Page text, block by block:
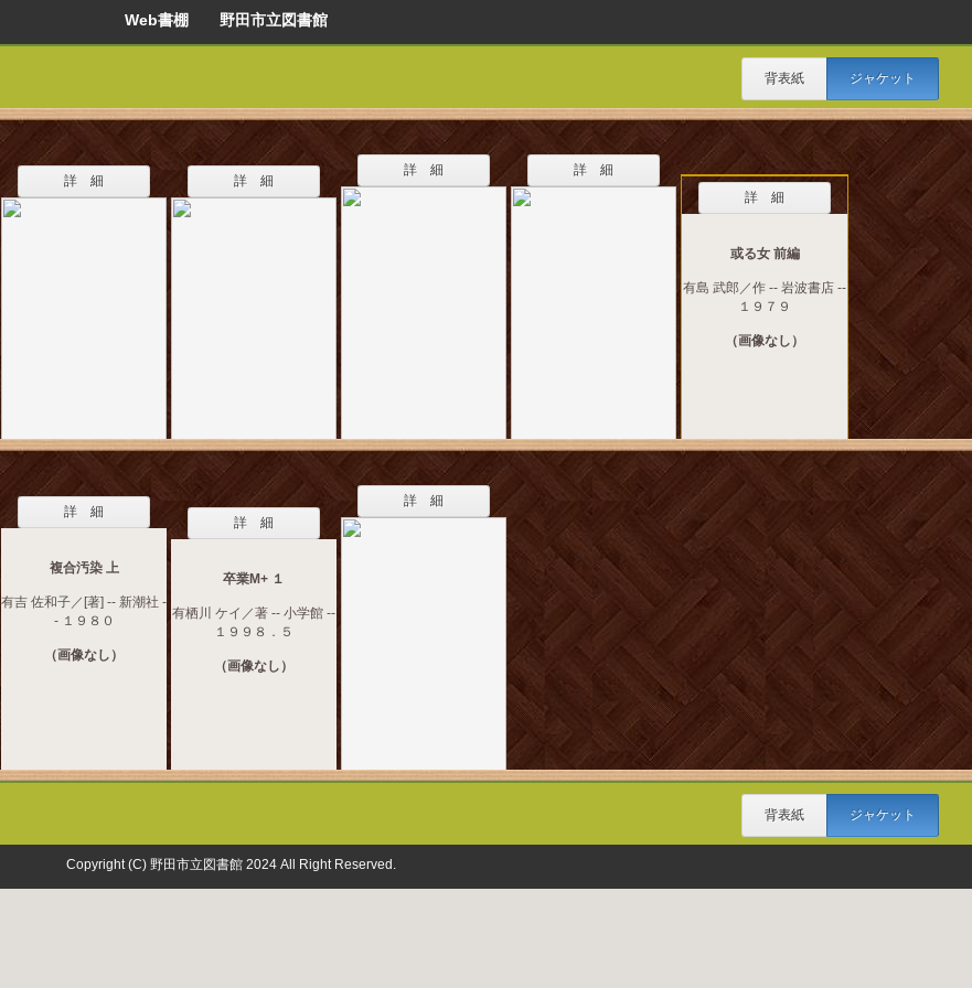
Web書棚 野田市立図書館
背表紙 ジャケット
詳 細 詳 細
詳 細
詳 細
詳 細
或る女 前編
有島 武郎／作 -- 岩波書店 --
１９７９
（画像なし）
詳 細
複合汚染 上
有吉 佐和子／[著] -- 新潮社 -
- １９８０
（画像なし）
詳 細
卒業M+ １
有栖川 ケイ／著 -- 小学館 --
１９９８．５
（画像なし）
詳 細
背表紙 ジャケット
Copyright (C) 野田市立図書館 2024 All Right Reserved.